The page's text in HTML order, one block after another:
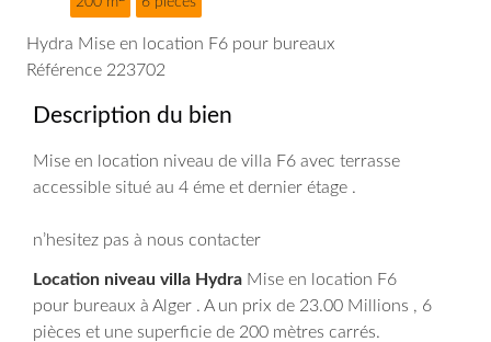
Hydra Mise en location F6 pour bureaux
Référence 223702
Description du bien
Mise en location niveau de villa F6 avec terrasse
accessible situé au 4 éme et dernier étage .
n’hesitez pas à nous contacter
Location niveau villa Hydra Mise en location F6
pour bureaux à Alger . A un prix de 23.00 Millions , 6
pièces et une superficie de 200 mètres carrés.